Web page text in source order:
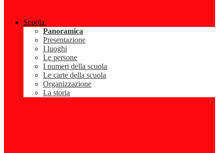
Scuola
Panoramica
Presentazione
I luoghi
Le persone
I numeri della scuola
Le carte della scuola
Organizzazione
La storia